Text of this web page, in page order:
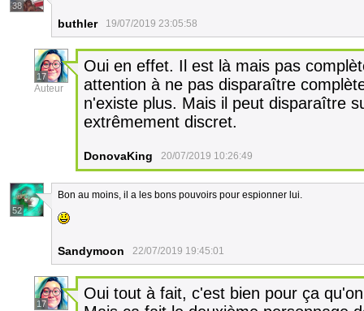
38
buthler 19/07/2019 23:05:58
17
Auteur
Oui en effet. Il est là mais pas
attention à ne pas disparaître
n'existe plus. Mais il peut disparaître
extrêmement discret.
DonovaKing 20/07/2019 10:26:49
52
Bon au moins, il a les bons pouvoirs pour espionner lui.
Sandymoon 22/07/2019 19:45:01
17
Oui tout à fait, c'est bien pour ça